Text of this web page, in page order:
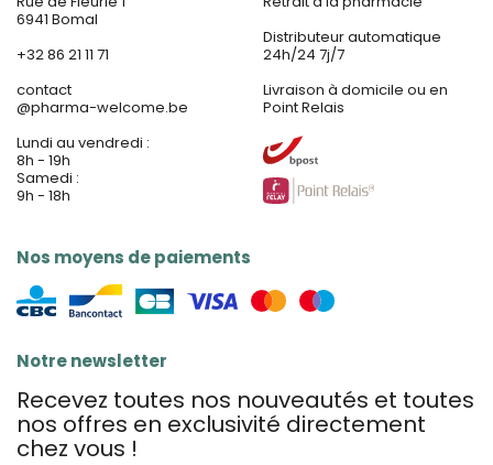
6941 Bomal
+32 86 21 11 71
contact
@pharma-welcome.be
Lundi au vendredi :
8h - 19h
Samedi :
9h - 18h
Nos moyens de paiements
Distributeur automatique
24h/24 7j/7
Livraison à domicile ou en
Point Relais
Notre newsletter
Recevez toutes nos nouveautés et toutes
nos offres en exclusivité directement
chez vous !